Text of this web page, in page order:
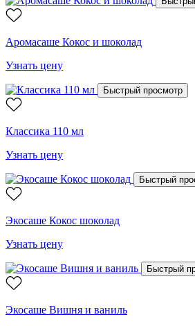
Аромасаше Кокос и шоколад
Узнать цену
Быстрый просмотр
Классика 110 мл
Узнать цену
Быстрый
Экосаше Кокос шоколад
Узнать цену
Быстрый
Экосаше Вишня и ваниль